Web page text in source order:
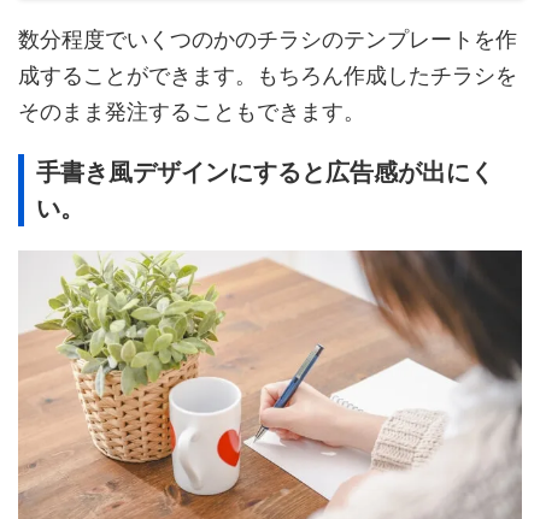
数分程度でいくつのかのチラシのテンプレートを作
成することができます。もちろん作成したチラシを
そのまま発注することもできます。
手書き風デザインにすると広告感が出にく
い。